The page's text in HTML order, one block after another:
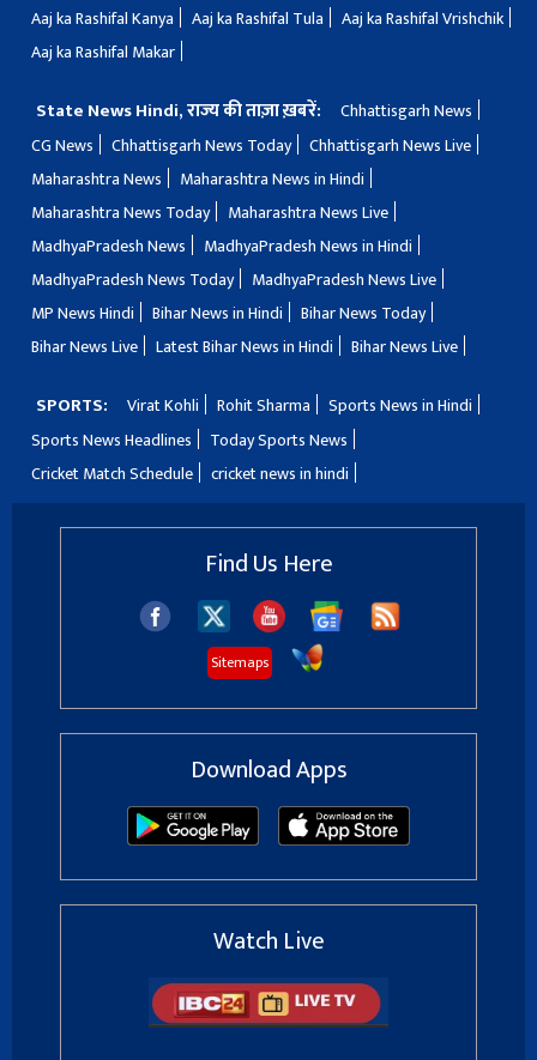
Aaj ka Rashifal Kanya
Aaj ka Rashifal Tula
Aaj ka Rashifal Vrishchik
Aaj ka Rashifal Makar
State News Hindi, राज्य की ताज़ा ख़बरें:
Chhattisgarh News
CG News
Chhattisgarh News Today
Chhattisgarh News Live
Maharashtra News
Maharashtra News in Hindi
Maharashtra News Today
Maharashtra News Live
MadhyaPradesh News
MadhyaPradesh News in Hindi
MadhyaPradesh News Today
MadhyaPradesh News Live
MP News Hindi
Bihar News in Hindi
Bihar News Today
Bihar News Live
Latest Bihar News in Hindi Bihar News Live
SPORTS: Virat Kohli Rohit Sharma
Sports News in Hindi
Sports News Headlines
Today Sports News
Cricket Match Schedule
cricket news in hindi
Find Us Here
Sitemaps
Download Apps
Watch Live